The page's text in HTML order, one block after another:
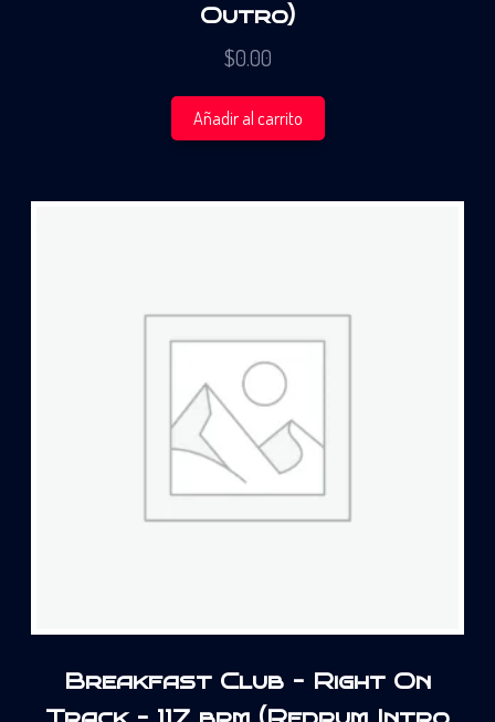
Outro)
$0.00
Añadir al carrito
Breakfast Club – Right On